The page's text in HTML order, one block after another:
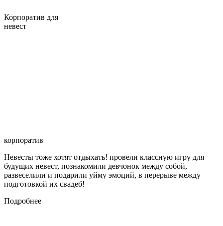
Корпоратив для
невест
корпоратив
Невесты тоже хотят отдыхать! провели классную игру для
будущих невест, познакомили девчонок между собой,
развеселили и подарили уйму эмоций, в перерыве между
подготовкой их свадеб!
Подробнее